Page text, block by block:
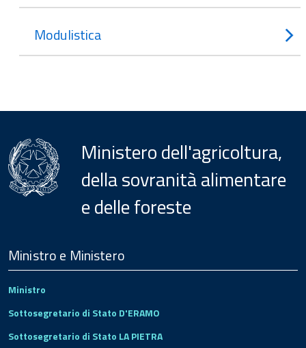
Modulistica
Ministero dell'agricoltura,
della sovranità alimentare
e delle foreste
Footer
Ministro e Ministero
Ministro
Sottosegretario di Stato D'ERAMO
Sottosegretario di Stato LA PIETRA